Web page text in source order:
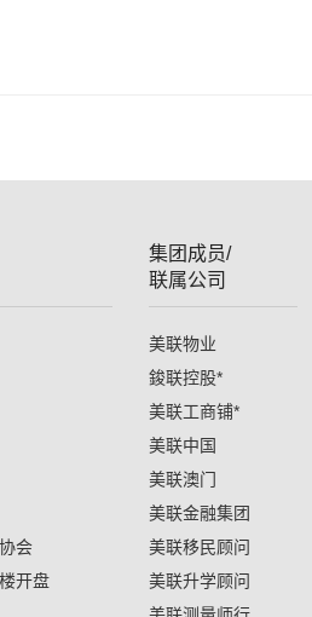
会
开盘
集团成员/
联属公司
美联物业
鋑联控股*
美联工商铺*
美联中国
美联澳门
美联金融集团
美联移民顾问
美联升学顾问